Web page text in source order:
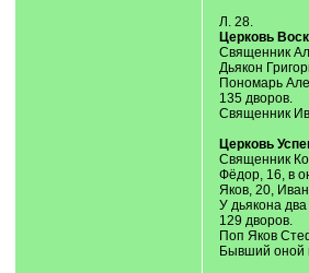
Л. 28.
Церковь
Священник
Дьякон
Пономарь
135 дворов.
Священник
Церковь
Священник
Фёдор, 16, в
Яков, 20,
У дьякона
129 дворов.
Поп Яков
Бывший оной